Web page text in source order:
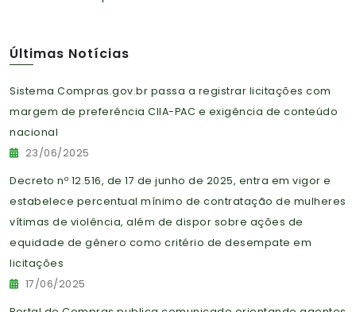
Últimas Notícias
Sistema Compras.gov.br passa a registrar licitações com
margem de preferência CIIA-PAC e exigência de conteúdo
nacional
23/06/2025
Decreto nº 12.516, de 17 de junho de 2025, entra em vigor e
estabelece percentual mínimo de contratação de mulheres
vítimas de violência, além de dispor sobre ações de
equidade de gênero como critério de desempate em
licitações
17/06/2025